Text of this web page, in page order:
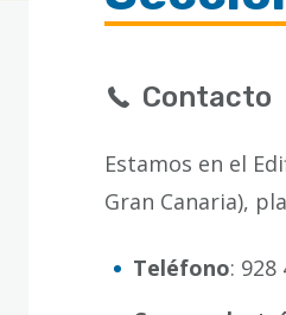
Contacto
Estamos en el
Gran Canaria),
Teléfono: